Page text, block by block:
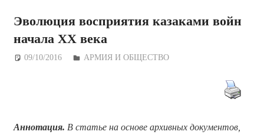
Эволюция восприятия казаками войн
начала ХХ века
09/10/2016 Дежурный по Редакции
АРМИЯ И ОБЩЕСТВО
Аннотация. В статье на основе архивных документов,